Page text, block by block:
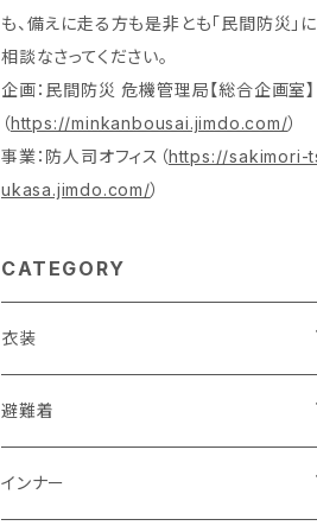
も、備えに走る方も是非とも「民間防災」
相談なさってください。
企画：民間防災 危機管理局【総合企画室】
（https://minkanbousai.jimdo.com/）
事業：防人司オフィス（https://sakimori-
ukasa.jimdo.com/）
CATEGORY
衣装
活動服（防災服）
ドライウエア
レスキュー
避難着
レディス
インナー